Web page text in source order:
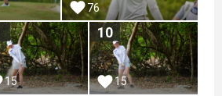
76
15
10
15